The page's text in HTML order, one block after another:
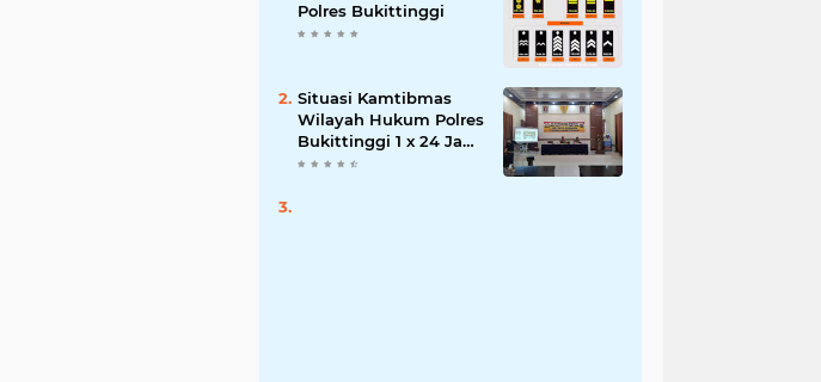
Polres Bukittinggi
Situasi Kamtibmas
Wilayah Hukum Polres
Bukittinggi 1 x 24 Jam
Senin 27 Juni 2022